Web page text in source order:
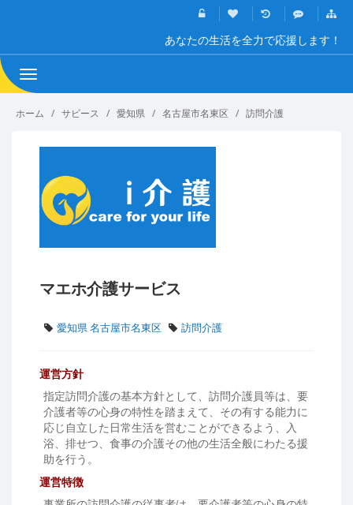
あなたの生活を全力で応援します！
Toggle
navigation
ホーム サビース 愛知県 名古屋市名東区 訪問介護
マエホ介護サービス
愛知県 名古屋市名東区 訪問介護
運営方針
指定訪問介護の基本方針として、訪問介護員等は、要
介護者等の心身の特性を踏まえて、その有する能力に
応じ自立した日常生活を営むことができるよう、入
浴、排せつ、食事の介護その他の生活全般にわたる援
助を行う。
運営特徴